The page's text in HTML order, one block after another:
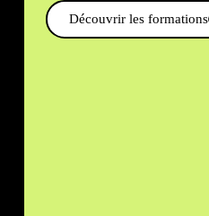
Découvrir les formations